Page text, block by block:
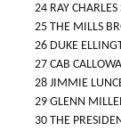
24 RAY
25 THE MILLS
26 DUKE
27 CAB
28 JIMMIE
29 GLENN
30 THE